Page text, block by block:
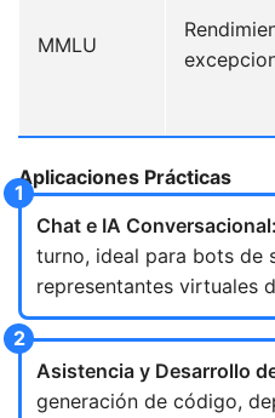
MMLU
Aplicaciones Prácticas
Chat e IA Conversacional:
turno, ideal para bots de
representantes virtuales
Asistencia y Desarrollo
generación de código,